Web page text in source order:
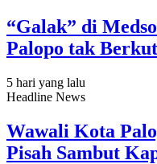
“Galak” di
Palopo tak
5 hari yang lalu
Headline News
Wawali Kota
Pisah Sambut